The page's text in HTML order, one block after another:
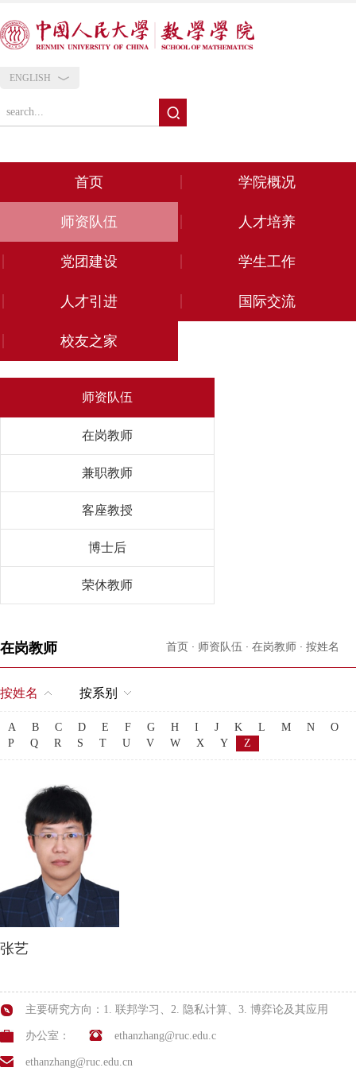
ENGLISH
首页 学院概况
师资队伍 人才培养
党团建设 学生工作
人才引进 国际交流
校友之家
师资队伍
在岗教师
兼职教师
客座教授
博士后
荣休教师
在岗教师 首页 · 师资队伍 · 在岗教师 · 按姓名
按姓名 按系别
A B C D E F G H I J K L M N
O
P
Q R S T U V W X Y Z
张艺
主要研究方向：1. 联邦学习、2. 隐私计算、3. 博弈论及其应用
办公室： ethanzhang@ruc.edu.c
ethanzhang@ruc.edu.cn